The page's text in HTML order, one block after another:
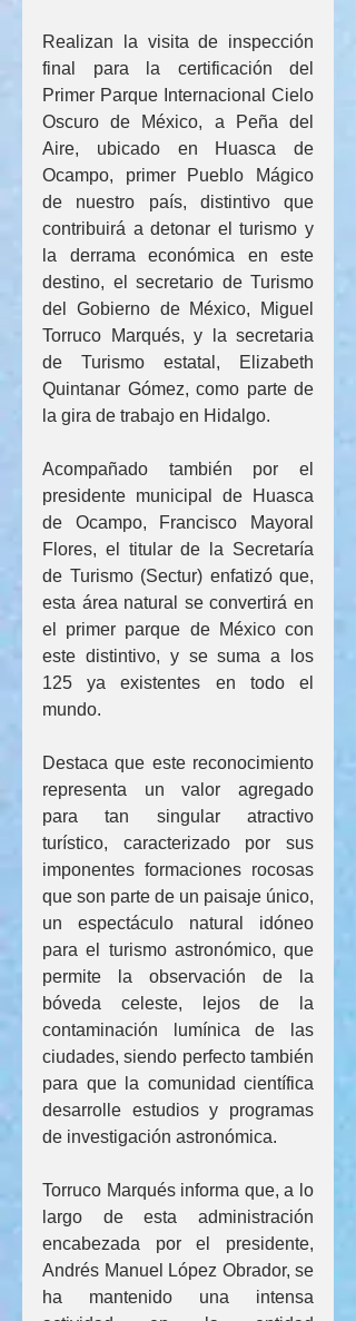
Realizan la visita de inspección
final para la certificación del
Primer Parque Internacional Cielo
Oscuro de México, a Peña del
Aire, ubicado en Huasca de
Ocampo, primer Pueblo Mágico
de nuestro país, distintivo que
contribuirá a detonar el turismo y
la derrama económica en este
destino, el secretario de Turismo
del Gobierno de México, Miguel
Torruco Marqués, y la secretaria
de Turismo estatal, Elizabeth
Quintanar Gómez, como parte de
la gira de trabajo en Hidalgo.
Acompañado también por el
presidente municipal de Huasca
de Ocampo, Francisco Mayoral
Flores, el titular de la Secretaría
de Turismo (Sectur) enfatizó que,
esta área natural se convertirá en
el primer parque de México con
este distintivo, y se suma a los
125 ya existentes en todo el
mundo.
Destaca que este reconocimiento
representa un valor agregado
para tan singular atractivo
turístico, caracterizado por sus
imponentes formaciones rocosas
que son parte de un paisaje único,
un espectáculo natural idóneo
para el turismo astronómico, que
permite la observación de la
bóveda celeste, lejos de la
contaminación lumínica de las
ciudades, siendo perfecto también
para que la comunidad científica
desarrolle estudios y programas
de investigación astronómica.
Torruco Marqués informa que, a lo
largo de esta administración
encabezada por el presidente,
Andrés Manuel López Obrador, se
ha mantenido una intensa